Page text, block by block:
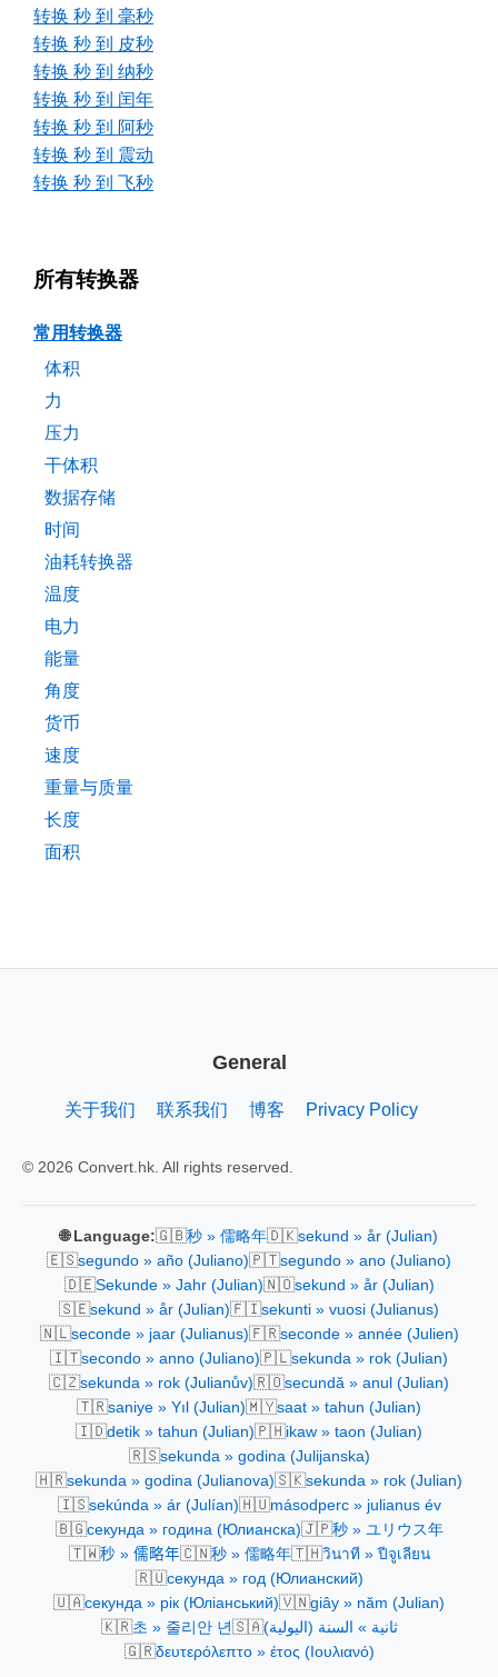
转换 秒 到 毫秒
转换 秒 到 皮秒
转换 秒 到 纳秒
转换 秒 到 闰年
转换 秒 到 阿秒
转换 秒 到 震动
转换 秒 到 飞秒
所有转换器
常用转换器
体积
力
压力
干体积
数据存储
时间
油耗转换器
温度
电力
能量
角度
货币
速度
重量与质量
长度
面积
General
关于我们 联系我们 博客 Privacy Policy
© 2026 Convert.hk. All rights reserved.
🌐 Language:🇬🇧秒 » 儒略年🇩🇰sekund » år (Julian)
🇪🇸segundo » año (Juliano)🇵🇹segundo » ano (Juliano)
🇩🇪Sekunde » Jahr (Julian)🇳🇴sekund » år (Julian)
🇸🇪sekund » år (Julian)🇫🇮sekunti » vuosi (Julianus)
🇳🇱seconde » jaar (Julianus)🇫🇷seconde » année (Julien)
🇮🇹secondo » anno (Juliano)🇵🇱sekunda » rok (Julian)
🇨🇿sekunda » rok (Julianův)🇷🇴secundă » anul (Julian)
🇹🇷saniye » Yıl (Julian)🇲🇾saat » tahun (Julian)
🇮🇩detik » tahun (Julian)🇵🇭ikaw » taon (Julian)
🇷🇸sekunda » godina (Julijanska)
🇭🇷sekunda » godina (Julianova)🇸🇰sekunda » rok (Julian)
🇮🇸sekúnda » ár (Julían)🇭🇺másodperc » julianus év
🇧🇬секунда » година (Юлианска)🇯🇵秒 » ユリウス年
🇹🇼秒 » 儒略年🇨🇳秒 » 儒略年🇹🇭วินาที » ปีจูเลียน
🇷🇺секунда » год (Юлианский)
🇺🇦секунда » рік (Юліанський)🇻🇳giây » năm (Julian)
🇰🇷초 » 줄리안 년 🇸🇦ثانية » السنة (اليولية)
🇬🇷δευτερόλεπτο » έτος (Ιουλιανό)